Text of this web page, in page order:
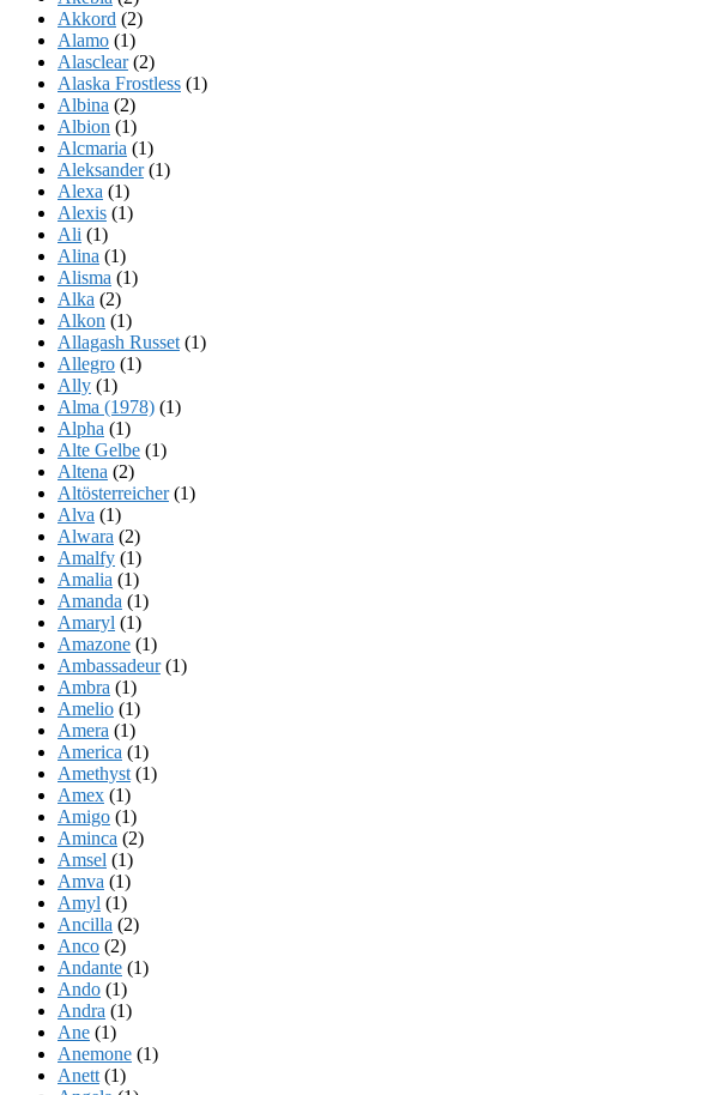
Akkord (2)
Alamo (1)
Alasclear(2)
Alaska Frostless (1)
Albina (2)
Albion (1)
Alcmaria (1)
Aleksander(1)
Alexa (1)
Alexis (1)
Ali (1)
Alina (1)
Alisma (1)
Alka (2)
Alkon (1)
Allagash Russet (1)
Allegro (1)
Ally (1)
Alma (1978) (1)
Alpha (1)
Alte Gelbe (1)
Altena (2)
Altösterreicher(1)
Alva (1)
Alwara (2)
Amalfy (1)
Amalia (1)
Amanda (1)
Amaryl (1)
Amazone (1)
Ambassadeur(1)
Ambra (1)
Amelio (1)
Amera (1)
America (1)
Amethyst (1)
Amex (1)
Amigo (1)
Aminca (2)
Amsel (1)
Amva (1)
Amyl (1)
Ancilla (2)
Anco (2)
Andante (1)
Ando (1)
Andra (1)
Ane (1)
Anemone (1)
Anett (1)